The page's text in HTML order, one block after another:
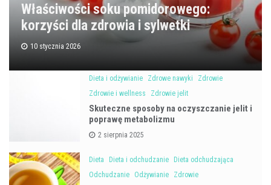
Właściwości soku pomidorowego:
korzyści dla zdrowia i sylwetki
10 stycznia 2026
Dieta i odżywianie Zdrowe nawyki
Zdrowie
Zdrowie i wellness
Zdrowie jelit
Skuteczne sposoby na oczyszczanie jelit i
poprawę metabolizmu
2 sierpnia 2025
Dieta Dieta i odchudzanie
Dieta odchudzająca
Odchudzanie
Odżywianie Zdrowie